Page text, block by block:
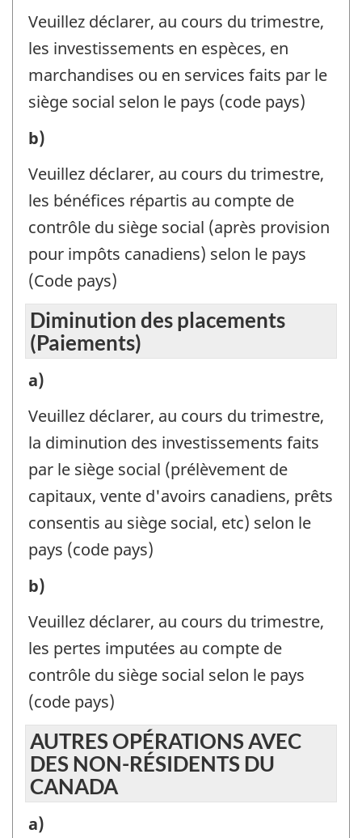
des
placements
(Recettes)
Identificateur
de
question
:
Veuillez déclarer, au cours du trimestre,
les investissements en espèces, en
marchandises ou en services faits par le
siège social selon le pays (code pays)
Augmentations
des
placements
(Recettes)
Identificateur
de
question
:
b)
Veuillez déclarer, au cours du trimestre,
les bénéfices répartis au compte de
contrôle du siège social (après provision
pour impôts canadiens) selon le pays
(Code pays)
Diminution des placements
(Paiements)
Diminution
des
placements
(Paiements)
-
Identificateur
question
:
a)
Veuillez déclarer, au cours du trimestre,
la diminution des investissements faits
par le siège social (prélèvement de
capitaux, vente d'avoirs canadiens, prêts
consentis au siège social, etc) selon le
pays (code pays)
Diminution
des
placements
(Paiements)
-
Identificateur
de
question
:
b)
Veuillez déclarer, au cours du trimestre,
les pertes imputées au compte de
contrôle du siège social selon le pays
(code pays)
AUTRES OPÉRATIONS AVEC
DES NON-RÉSIDENTS DU
CANADA
AUTRES
a)